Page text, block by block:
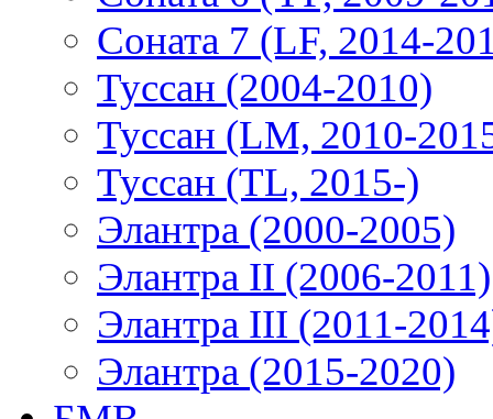
Соната 7 (LF, 2014-
Туссан (2004-2010)
Туссан (LM, 2010-
Туссан (TL, 2015-)
Элантра (2000-2005)
Элантра II (2006-2011)
Элантра III (2011-
Элантра (2015-2020)